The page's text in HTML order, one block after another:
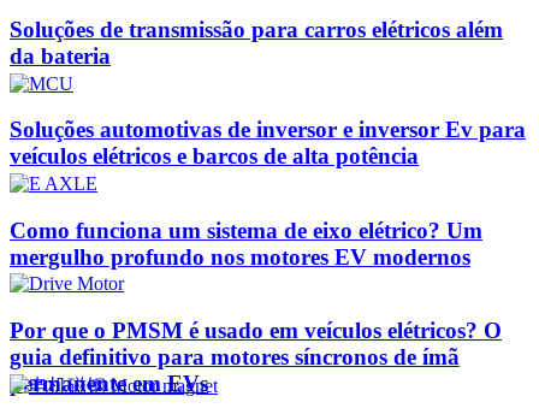
Soluções de transmissão para carros elétricos além
da bateria
Soluções automotivas de inversor e inversor Ev para
veículos elétricos e barcos de alta potência
Como funciona um sistema de eixo elétrico? Um
mergulho profundo nos motores EV modernos
Por que o PMSM é usado em veículos elétricos? O
guia definitivo para motores síncronos de ímã
permanente em EVs